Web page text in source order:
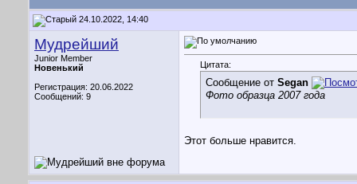
24.10.2022, 14:40
Мудрейший
Junior Member
Новенький
Регистрация: 20.06.2022
Сообщений: 9
Цитата:
Сообщение от Segan
Фото образца 2007 года
Этот больше нравится.